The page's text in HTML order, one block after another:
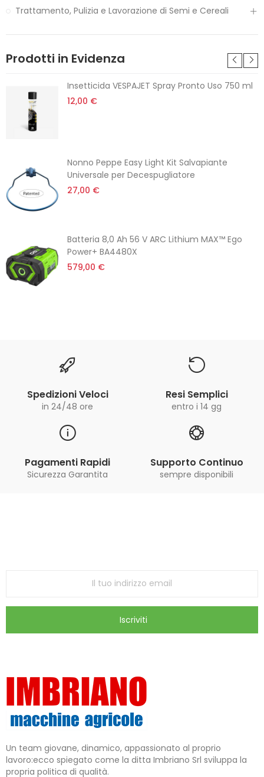
Trattamento, Pulizia e Lavorazione di Semi e Cereali
Prodotti in Evidenza
Insetticida VESPAJET Spray Pronto Uso 750 ml
12,00 €
Nonno Peppe Easy Light Kit Salvapiante
Universale per Decespugliatore
27,00 €
Batteria 8,0 Ah 56 V ARC Lithium MAX™ Ego
Power+ BA4480X
579,00 €
Spedizioni Veloci
in 24/48 ore
Resi Semplici
entro i 14 gg
Pagamenti Rapidi
Sicurezza Garantita
Supporto Continuo
sempre disponibili
Iscriviti
Un team giovane, dinamico, appassionato al proprio
lavoro:ecco spiegato come la ditta Imbriano Srl sviluppa la
propria politica di qualità.